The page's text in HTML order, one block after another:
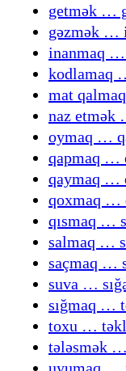
getmək …
gəzmək …
inanmaq …
kodlamaq
mat
naz etmək
oymaq …
qapmaq …
qaymaq …
qoxmaq …
qısmaq …
salmaq …
saçmaq …
suva …
sığmaq …
toxu …
tələsmək …
uyumaq …